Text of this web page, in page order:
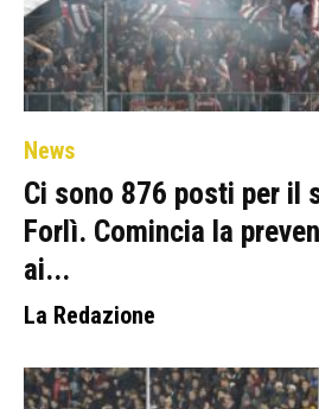
News
Ci sono 876 posti per il
Forlì. Comincia la
ai...
La Redazione